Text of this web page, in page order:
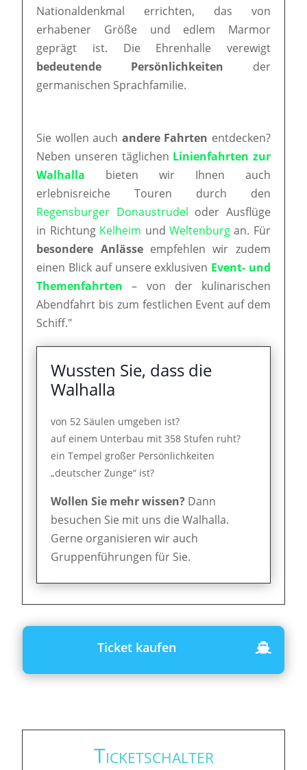
Nationaldenkmal errichten, das von
erhabener Größe und edlem Marmor
geprägt ist. Die Ehrenhalle verewigt
bedeutende Persönlichkeiten der
germanischen Sprachfamilie.
Sie wollen auch andere Fahrten entdecken?
Neben unseren täglichen Linienfahrten zur
Walhalla bieten wir Ihnen auch
erlebnisreiche Touren durch den
Regensburger Donaustrudel oder Ausflüge
in Richtung Kelheim und Weltenburgan. Für
besondere Anlässeempfehlen wir zudem
einen Blick auf unsere exklusiven Event- und
Themenfahrten – von der kulinarischen
Abendfahrt bis zum festlichen Event auf dem
Schiff."
Wussten Sie, dass die
Walhalla
von 52 Säulen umgeben ist?
auf einem Unterbau mit 358 Stufen ruht?
ein Tempel großer Persönlichkeiten
„deutscher Zunge“ ist?
Wollen Sie mehr wissen? Dann
besuchen Sie mit uns die Walhalla.
Gerne organisieren wir auch
Gruppenführungen für Sie.
Ticket kaufen
Ticketschalter